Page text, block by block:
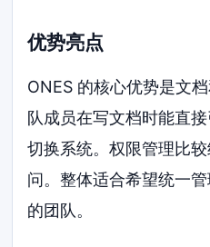
优势亮点
ONES 的核心优势是文
队成员在写文档时能直
切换系统。权限管理比
问。整体适合希望统一
的团队。